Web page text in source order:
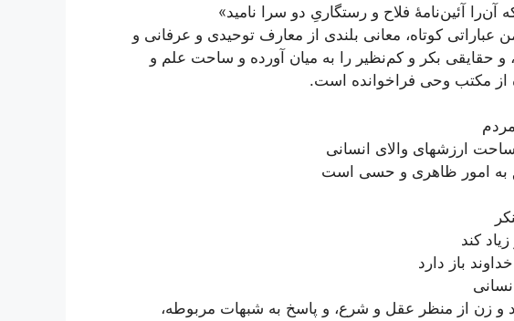
آئین‌نامۀ فلاح و رستگاریِ دو سرا نامید»
کوتاه، معانی بلندی از معارف توحیدی و عرفانی و
حقایقی بکر و کم‌نظیر را به میان آورده و ساحت علم و
از مکتب وحی فراخوانده است.
ارزشهای والای انسانی
به امور ظاهری و حسی است
کند
باز دارد
و زن از منظر عقل و شرع، و پاسخ به شبهات مربوطه،